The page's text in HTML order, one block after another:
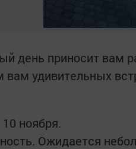
день приносит вам
удивительных
ноября.
Ожидается